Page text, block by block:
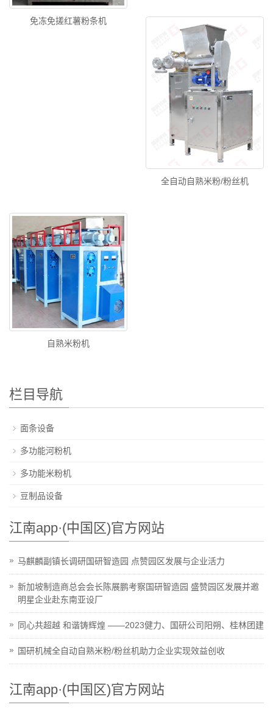
免冻免搓红薯粉条机
全自动自熟米粉/粉丝机
自熟米粉机
栏目导航
面条设备
多功能河粉机
多功能米粉机
豆制品设备
江南app·(中国区)官方网站
马麒麟副镇长调研国研智造园 点赞园区发展与企业活力
新加坡制造商总会会长陈展鹏考察国研智造园 盛赞园区发展并邀
明星企业赴东南亚设厂
同心共超越 和谐铸辉煌 ——2023健力、国研公司阳朔、桂林团建
国研机械全自动自熟米粉/粉丝机助力企业实现效益创收
江南app·(中国区)官方网站